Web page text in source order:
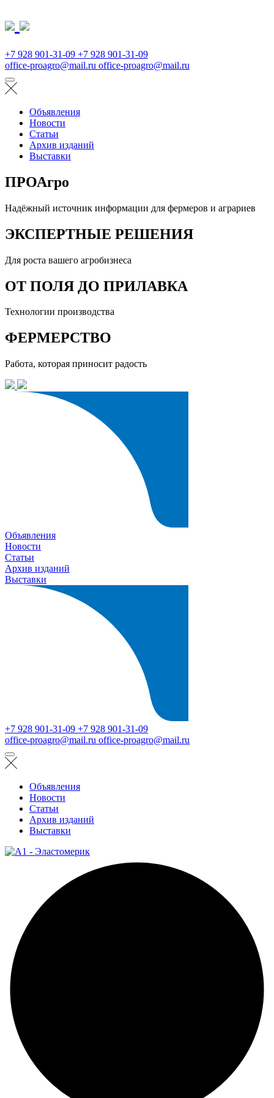
+7 928 901-31-09 +7 928 901-31-09
office-proagro@mail.ru office-proagro@mail.ru
Объявления
Новости
Статьи
Архив изданий
Выставки
ПРОАгро
Надёжный источник информации для фермеров и аграриев
ЭКСПЕРТНЫЕ РЕШЕНИЯ
Для роста вашего агробизнеса
ОТ ПОЛЯ ДО ПРИЛАВКА
Технологии производства
ФЕРМЕРСТВО
Работа, которая приносит радость
Объявления
Новости
Статьи
Архив изданий
Выставки
+7 928 901-31-09 +7 928 901-31-09
office-proagro@mail.ru office-proagro@mail.ru
Объявления
Новости
Статьи
Архив изданий
Выставки